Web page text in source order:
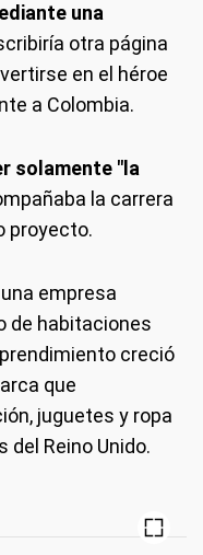
una
otra página
en el héroe
a Colombia.
solamente "la
la carrera
proyecto.
una empresa
de habitaciones
creció
que
juguetes y ropa
Reino Unido.